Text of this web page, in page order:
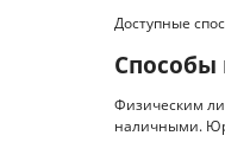
Доступные
Способы
Физическим
наличными.